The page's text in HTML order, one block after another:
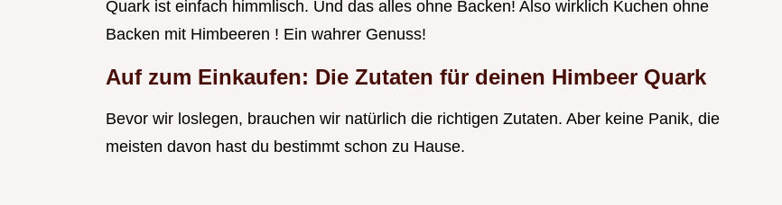
Quark ist einfach himmlisch. Und das alles ohne Backen! Also wirklich Kuchen ohne
Backen mit Himbeeren ! Ein wahrer Genuss!
Auf zum Einkaufen: Die Zutaten für deinen Himbeer Quark
Bevor wir loslegen, brauchen wir natürlich die richtigen Zutaten. Aber keine Panik, die
meisten davon hast du bestimmt schon zu Hause.